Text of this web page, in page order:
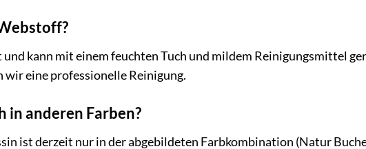
kann mit einem feuchten Tuch und mildem Reinigungsmittel
wir eine professionelle Reinigung.
in anderen Farben?
ist derzeit nur in der abgebildeten Farbkombination (Natur